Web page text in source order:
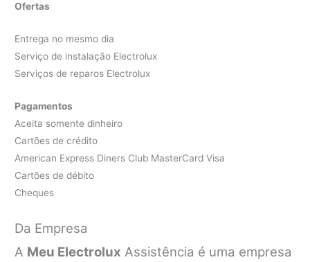
Ofertas
Entrega no mesmo dia
Serviço de instalação Electrolux
Serviços de reparos Electrolux
Pagamentos
Aceita somente dinheiro
Cartões de crédito
American Express Diners Club MasterCard Visa
Cartões de débito
Cheques
Da Empresa
A Meu Electrolux Assistência é uma empresa